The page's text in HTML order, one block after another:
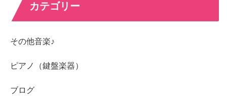
カテゴリー
その他音楽♪
ピアノ（鍵盤楽器）
ブログ